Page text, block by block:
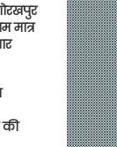
मात्र
की